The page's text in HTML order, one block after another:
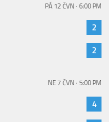
PÁ 12 ČVN · 6:00 PM
2
2
NE 7 ČVN · 5:00 PM
4